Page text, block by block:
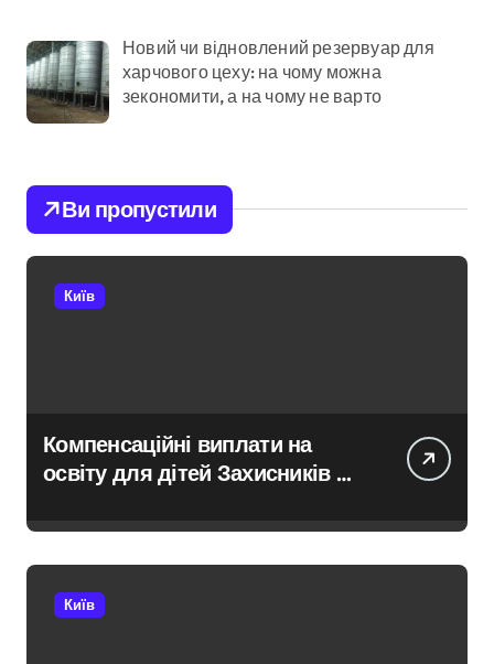
Новий чи відновлений резервуар для
харчового цеху: на чому можна
зекономити, а на чому не варто
Ви пропустили
Київ
Компенсаційні виплати на
освіту для дітей Захисників у
тисяч гривень і процедура
подачі документів
Київ